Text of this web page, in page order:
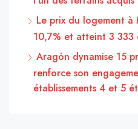
Le prix du logement
10,7% et atteint 3 333
Aragón dynamise 15
renforce son
établissements 4 et 5